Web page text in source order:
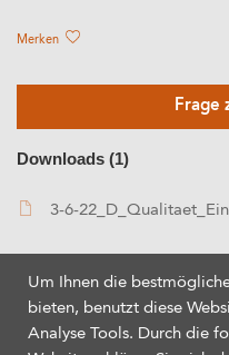
Merken
Frage
Downloads (1)
3-6-
Um Ihnen die
bieten, benutzt diese
Analyse Tools. Durch die